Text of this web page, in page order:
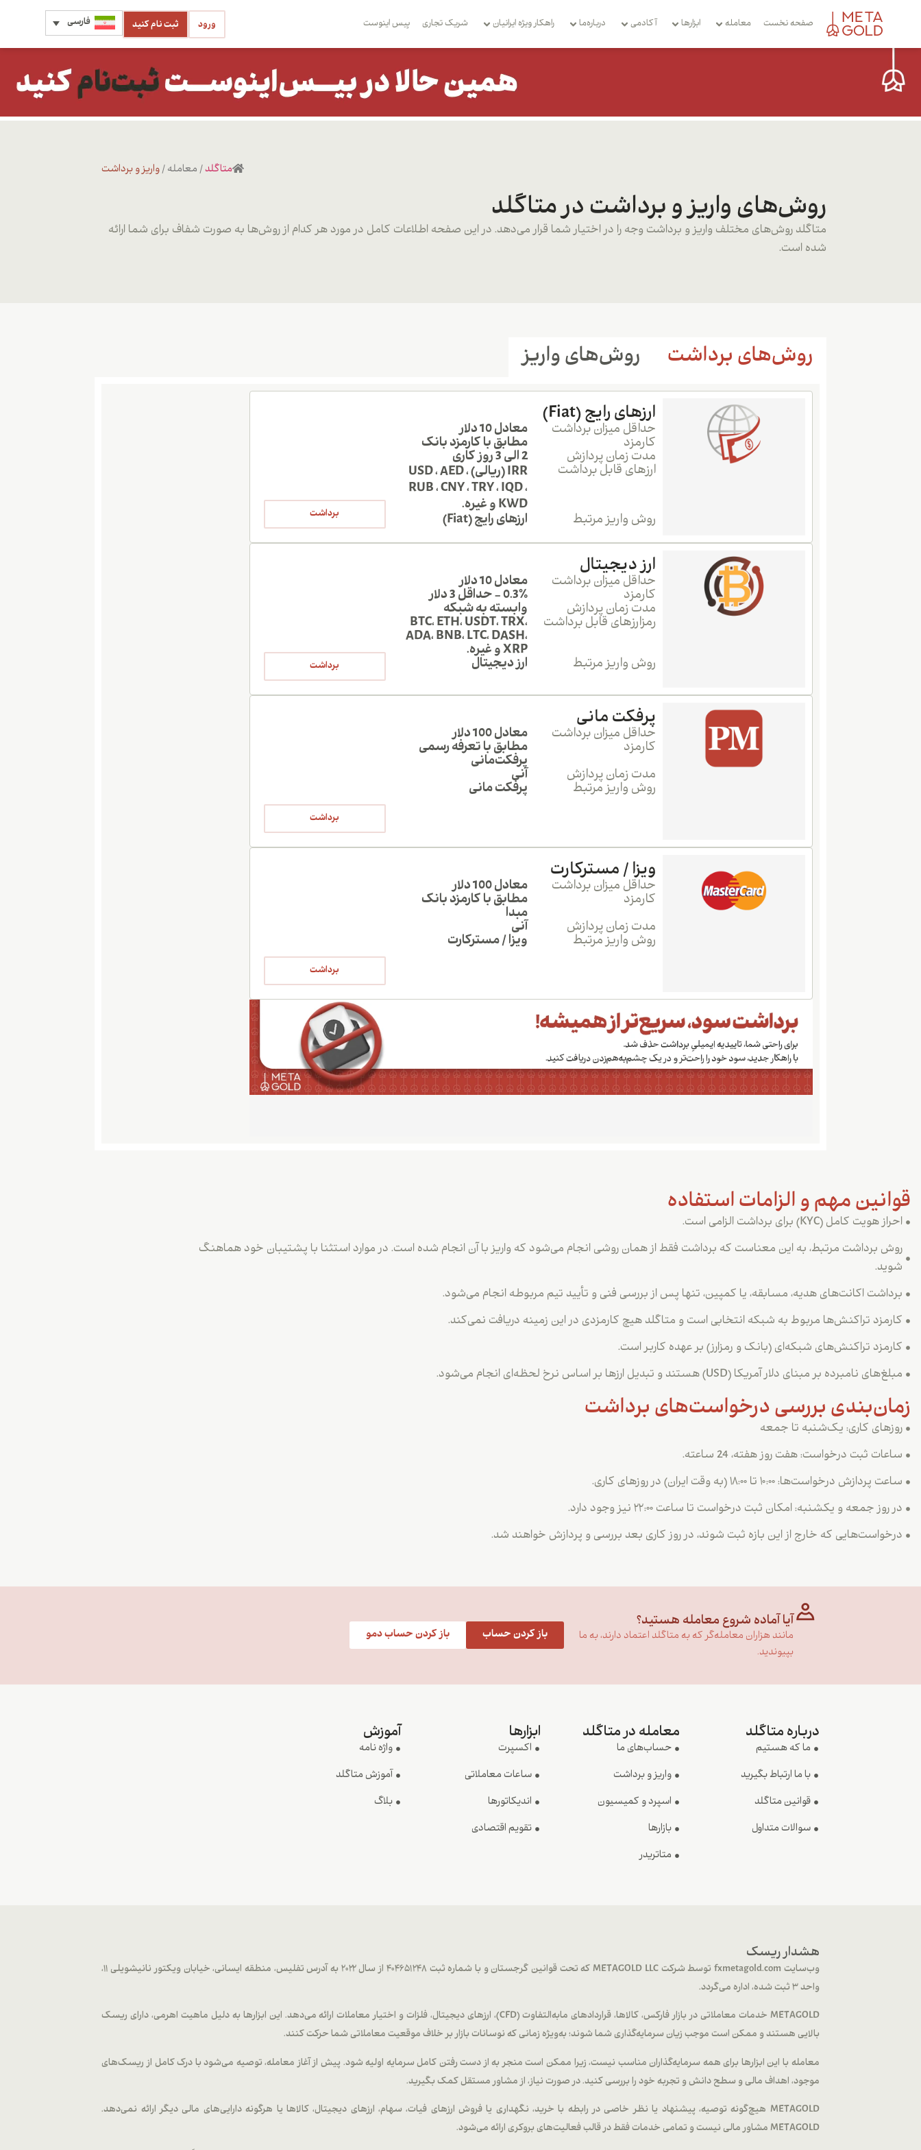
صفحه نخست معامله ابزارها آکادمی درباره‌ما راهکار ویژه ایرانیان شریک تجاری بِیس اینوست فارسی ثبت نام کنید ورود
متاگلد/ معامله /واریز و برداشت
روش‌های واریز و برداشت در متاگلد
متاگلد روش‌های مختلف واریز و برداشت وجه را در اختیار شما قرار می‌دهد. در این صفحه اطلاعات کامل در مورد هر کدام از روش‌ها به صورت شفاف برای شما ارائه
شده است.
روش‌های برداشت روش‌های واریز
ارزهای رایج (Fiat)
حداقل میزان برداشت معادل 10 دلار
کارمزد مطابق با کارمزد بانک
مدت زمان پردازش 2 الی 3 روز کاری
ارزهای قابل برداشت
IRR (ریالی) USD ، AED ،
RUB ، CNY ، TRY ، IQD ،
KWD و غیره.
روش واریز مرتبط
ارزهای رایج (Fiat) برداشت
ارز دیجیتال
حداقل میزان برداشت معادل 10 دلار
کارمزد 0.3% - حداقل 3 دلار
مدت زمان پردازش وابسته به شبکه
رمزارزهای قابل برداشت BTC، ETH، USDT، TRX،
ADA، BNB، LTC، DASH،
XRP و غیره.
روش واریز مرتبط ارز دیجیتال برداشت
پرفکت مانی
حداقل میزان برداشت معادل 100 دلار
کارمزد مطابق با تعرفه رسمی
پرفکت‌مانی
مدت زمان پردازش آنی
روش واریز مرتبط پرفکت مانی
برداشت
ویزا / مسترکارت
حداقل میزان برداشت معادل 100 دلار
کارمزد مطابق با کارمزد بانک
مبدا
مدت زمان پردازش آنی
روش واریز مرتبط ویزا / مسترکارت
برداشت
قوانین مهم و الزامات استفاده
احراز هویت کامل (KYC) برای برداشت الزامی است.
روش برداشت مرتبط، به این معناست که برداشت فقط از همان روشی انجام می‌شود که واریز با آن انجام شده است. در موارد استثنا با پشتیبان خود هماهنگ
شوید.
برداشت اکانت‌های هدیه، مسابقه، یا کمپین، تنها پس از بررسی فنی و تأیید تیم مربوطه انجام می‌شود.
کارمزد تراکنش‌ها مربوط به شبکه انتخابی است و متاگلد هیچ کارمزدی در این زمینه دریافت نمی‌کند.
کارمزد تراکنش‌های شبکه‌ای (بانک و رمزارز) بر عهده کاربر است.
مبلغ‌های نامبرده بر مبنای دلار آمریکا (USD) هستند و تبدیل ارزها بر اساس نرخ لحظه‌ای انجام می‌شود.
زمان‌بندی بررسی درخواست‌های برداشت
روزهای کاری: یک‌شنبه تا جمعه
ساعات ثبت درخواست: هفت روز هفته، 24 ساعته.
ساعت پردازش درخواست‌ها: ۱۰:۰۰ تا ۱۸:۰۰ (به وقت ایران) در روزهای کاری.
در روز جمعه و یکشنبه: امکان ثبت درخواست تا ساعت ۲۲:۰۰ نیز وجود دارد.
درخواست‌هایی که خارج از این بازه ثبت شوند، در روز کاری بعد بررسی و پردازش خواهند شد.
آیا آماده شروع معامله هستید؟
مانند هزاران معامله‌گر که به متاگلد اعتماد دارند، به ما
بپیوندید.
باز کردن حساب باز کردن حساب دمو
درباره متاگلد
ما که هستیم
با ما ارتباط بگیرید
قوانین متاگلد
سوالات متداول
معامله در متاگلد
حساب‌های ما
واریز و برداشت
اسپرد و کمیسیون
بازارها
متاتریدر
ابزارها
اکسپرت
ساعات معاملاتی
اندیکاتورها
تقویم اقتصادی
آموزش
واژه نامه
آموزش متاگلد
بلاگ
هشدار ریسک
وب‌سایت fxmetagold.com توسط شرکت METAGOLD LLC که تحت قوانین گرجستان و با شماره ثبت ۴۰۴۶۵۱۲۴۸ از سال ۲۰۲۲ به آدرس تفلیس، منطقه ایسانی، خیابان ویکتور نانیشویلی 11،
واحد 3 ثبت شده، اداره می‌گردد.
METAGOLD خدمات معاملاتی در بازار فارکس، کالاها، قراردادهای مابه‌التفاوت (CFD)، ارزهای دیجیتال، فلزات و اختیار معاملات ارائه می‌دهد. این ابزارها به دلیل ماهیت اهرمی، دارای ریسک
بالایی هستند و ممکن است موجب زیان سرمایه‌گذاری شما شوند؛ به‌ویژه زمانی که نوسانات بازار بر خلاف موقعیت معاملاتی شما حرکت کنند.
معامله با این ابزارها برای همه سرمایه‌گذاران مناسب نیست، زیرا ممکن است منجر به از دست رفتن کامل سرمایه اولیه شود. پیش از آغاز معامله، توصیه می‌شود با درک کامل از ریسک‌های
موجود، اهداف مالی و سطح دانش و تجربه خود را بررسی کنید. در صورت نیاز، از مشاور مستقل کمک بگیرید.
METAGOLD هیچ‌گونه توصیه، پیشنهاد یا نظر خاصی در رابطه با خرید، نگهداری یا فروش ارزهای فیات، سهام، ارزهای دیجیتال، کالاها یا هرگونه دارایی‌های مالی دیگر ارائه نمی‌دهد.
METAGOLD مشاور مالی نیست و تمامی خدمات فقط در قالب فعالیت‌های بروکری ارائه می‌شود.